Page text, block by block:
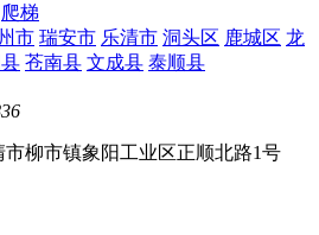
爬梯
市 瑞安市 乐清市 洞头区 鹿城区 龙
苍南县 文成县 泰顺县
柳市镇象阳工业区正顺北路1号